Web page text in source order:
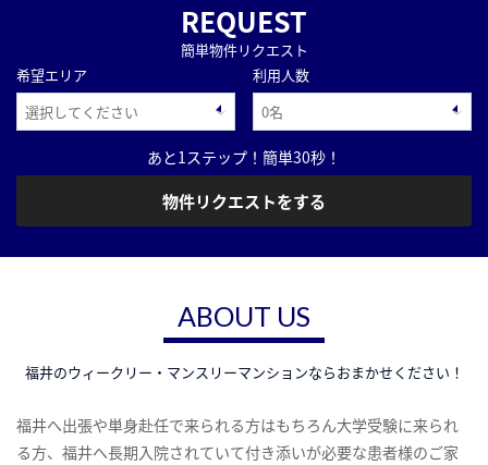
REQUEST
簡単物件リクエスト
希望エリア
利用人数
あと1ステップ！簡単30秒！
物件リクエストをする
ABOUT US
福井のウィークリー・マンスリーマンションならおまかせください！
福井へ出張や単身赴任で来られる方はもちろん大学受験に来られ
る方、福井へ長期入院されていて付き添いが必要な患者様のご家